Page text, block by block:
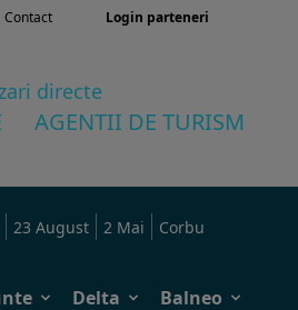
Contact Login parteneri
directe
AGENTII DE TURISM
23 August 2 Mai Corbu
Delta Balneo